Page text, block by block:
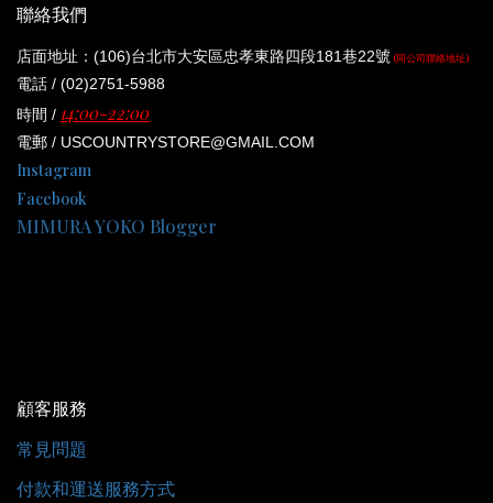
聯絡我們
店面地址：(106)台北市大安區忠孝東路四段181巷22號 (同公司聯絡地址)
電話 / (02)2751-5988
時間 / 14:00-22:00
電郵 / USCOUNTRYSTORE@GMAIL.COM
Instagram
Facebook
MIMURA YOKO Blogger
顧客服務
常見問題
付款和運送服務方式